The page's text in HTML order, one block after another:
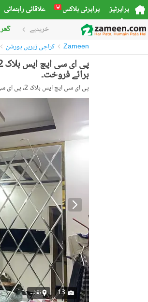
پراپرٹیز پراپرٹی بلاکس نیا علاقائی راہنمائی
خریدیے گھر
Zameen کراچی زیریں پورشن
برائے فروخت۔
پی ای سی ایچ ایس بلاک 2، پی ای سی ایچ ایس، جمشید ٹاؤن، کراچی، سندھ
13 نقشہ